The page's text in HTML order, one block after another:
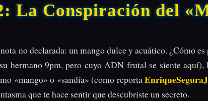
La Conspiración del
no declarada: un mango dulce y acuático. ¿Cómo
hermano 9pm, pero cuyo ADN frutal se siente
«mango» o «sandía» (como reportaEnriqueSeguraJ
que te hace sentir que descubriste un secreto.